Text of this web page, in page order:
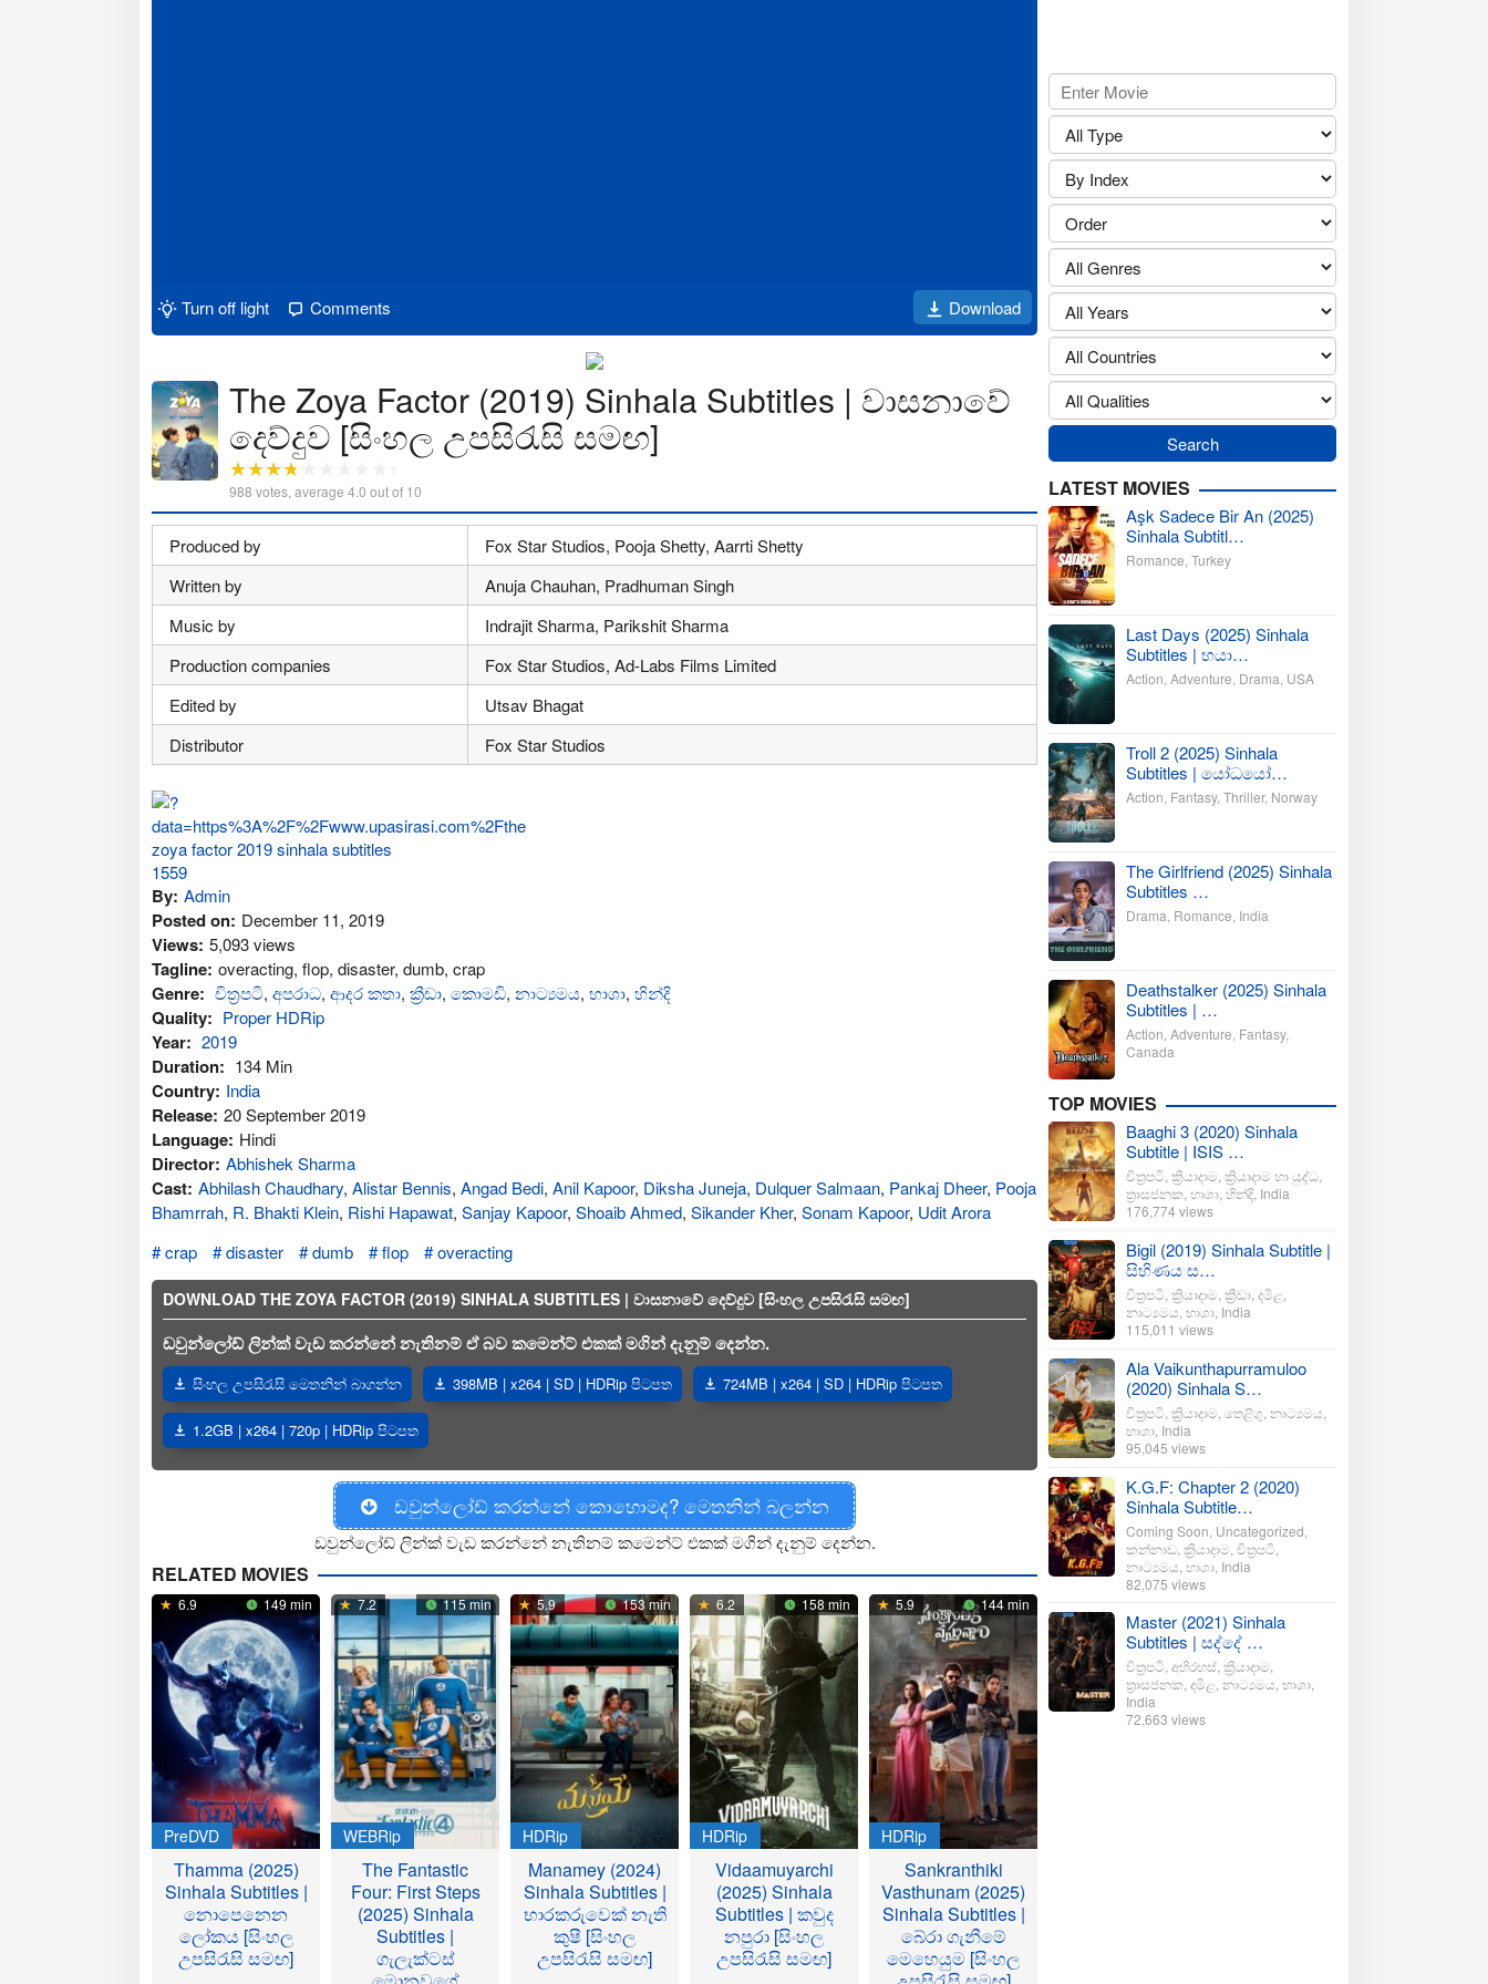
Turn off light Comments Download
The Zoya Factor (2019) Sinhala Subtitles | වාසනාවේ
දෙව්දුව [සිංහල උපසිරැසි සමඟ]
988 votes, average 4.0 out of 10
Produced by
Fox Star Studios, Pooja Shetty, Aarrti Shetty
Written by
Anuja Chauhan, Pradhuman Singh
Music by
Indrajit Sharma, Parikshit Sharma
Production companies
Fox Star Studios, Ad-Labs Films Limited
Edited by
Utsav Bhagat
Distributor
Fox Star Studios
By: Admin
Posted on: December 11, 2019
Views: 5,093 views
Tagline: overacting, flop, disaster, dumb, crap
Genre: චිත්‍රපටි, අප‍රාධ, ආද‍ර කතා, ක්‍රීඩා, කොමඩි, නාට්‍යමය, භාශා, හින්දි
Quality: Proper HDRip
Year: 2019
Duration: 134 Min
Country: India
Release: 20 September 2019
Language: Hindi
Director: Abhishek Sharma
Cast: Abhilash Chaudhary, Alistar Bennis, Angad Bedi, Anil Kapoor, Diksha Juneja, Dulquer Salmaan, Pankaj Dheer, Pooja
Bhamrrah, R. Bhakti Klein, Rishi Hapawat, Sanjay Kapoor, Shoaib Ahmed, Sikander Kher, Sonam Kapoor, Udit Arora
crap
disaster dumb flop overacting
DOWNLOAD THE ZOYA FACTOR (2019) SINHALA SUBTITLES | වාසනාවේ දෙව්දුව [සිංහල උපසිරැසි සමඟ]
ඩවුන්ලෝඩ් ලින්ක් වැඩ කරන්නේ නැතිනම් ඒ බව කමෙන්ට් එකක් මගින් දැනුම් දෙන්න.
සිංහල උපසිරැසි මෙතනින් බාගන්න 398MB | x264 | SD | HDRip පිටපත 724MB | x264 | SD | HDRip පිටපත
1.2GB | x264 | 720p | HDRip පිටපත
ඩවුන්ලෝඩ් කරන්නේ කොහොමද? මෙතනින් බලන්න
ඩවුන්ලෝඩ් ලින්ක් වැඩ කරන්නේ නැතිනම් කමෙන්ට් එකක් මගින් දැනුම් දෙන්න.
RELATED MOVIES
6.9 149 min
PreDVD
Thamma (2025)
Sinhala Subtitles |
නොපෙනෙන
ලෝකය [සිංහල
උපසිරැසි සමඟ]
7.2 115 min
WEBRip
The Fantastic
Four: First Steps
(2025) Sinhala
Subtitles |
ගැලැක්ටස්
5.9 153 min
HDRip
Manamey (2024)
Sinhala Subtitles |
භාරකරුවෙක් නැති
කුෂී [සිංහල
උපසිරැසි සමඟ]
6.2 158 min
HDRip
Vidaamuyarchi
(2025) Sinhala
Subtitles | කවුද
නපුරා [සිංහල
උපසිරැසි සමඟ]
5.9 144 min
HDRip
Sankranthiki
Vasthunam (2025)
Sinhala Subtitles |
බේරා ගැනීමේ
මෙහෙයුම [සිංහල
LATEST MOVIES
Aşk Sadece Bir An (2025)
Sinhala Subtitl…
Romance Turkey
Last Days (2025) Sinhala
Subtitles | භයා…
Action Adventure Drama USA
Troll 2 (2025) Sinhala
Subtitles | යෝධයෝ…
Action Fantasy, Thriller, Norway
The Girlfriend (2025) Sinhala
Subtitles …
Drama Romance India
Deathstalker (2025) Sinhala
Subtitles | …
Action Adventure Fantasy,
Canada
TOP MOVIES
Baaghi 3 (2020) Sinhala
Subtitle | ISIS …
චිත්‍රපටි ක්‍රියාදාම ක්‍රියාදාම හා යුද්ධ
ත්‍රාසජනක භාශා හින්දි India
176,774 views
Bigil (2019) Sinhala Subtitle |
සිහිණය ස…
චිත්‍රපටි ක්‍රියාදාම ක්‍රීඩා දමිළ
නාට්‍යමය භාශා India
115,011 views
Ala Vaikunthapurramuloo
(2020) Sinhala S…
චිත්‍රපටි ක්‍රියාදාම තෙළිගු නාට්‍යමය
භාශා India
95,045 views
K.G.F: Chapter 2 (2020)
Sinhala Subtitle…
Coming Soon Uncategorized
කන්නාඩ ක්‍රියාදාම චිත්‍රපටි
නාට්‍යමය භාශා India
82,075 views
Master (2021) Sinhala
Subtitles | සද්දේ …
චිත්‍රපටි අභිරහස් ක්‍රියාදාම
ත්‍රාසජනක දමිළ නාට්‍යමය භාශා
India
72,663 views